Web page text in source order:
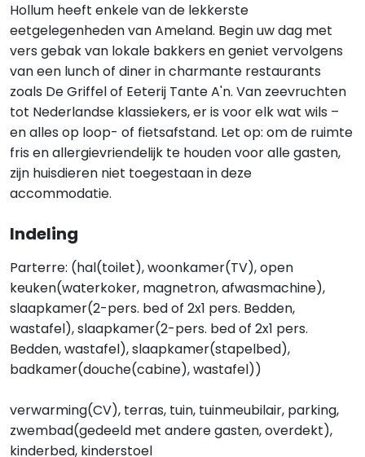
Hollum heeft enkele van de lekkerste
eetgelegenheden van Ameland. Begin uw dag met
vers gebak van lokale bakkers en geniet vervolgens
van een lunch of diner in charmante restaurants
zoals De Griffel of Eeterij Tante A'n. Van zeevruchten
tot Nederlandse klassiekers, er is voor elk wat wils –
en alles op loop- of fietsafstand. Let op: om de ruimte
fris en allergievriendelijk te houden voor alle gasten,
zijn huisdieren niet toegestaan in deze
accommodatie.
Indeling
Parterre: (hal(toilet), woonkamer(TV), open
keuken(waterkoker, magnetron, afwasmachine),
slaapkamer(2-pers. bed of 2x1 pers. Bedden,
wastafel), slaapkamer(2-pers. bed of 2x1 pers.
Bedden, wastafel), slaapkamer(stapelbed),
badkamer(douche(cabine), wastafel))
verwarming(CV), terras, tuin, tuinmeubilair, parking,
zwembad(gedeeld met andere gasten, overdekt),
kinderbed, kinderstoel